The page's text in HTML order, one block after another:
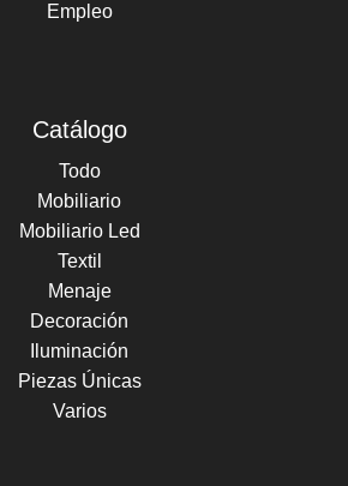
Empleo
Catálogo
Todo
Mobiliario
Mobiliario Led
Textil
Menaje
Decoración
Iluminación
Piezas Únicas
Varios